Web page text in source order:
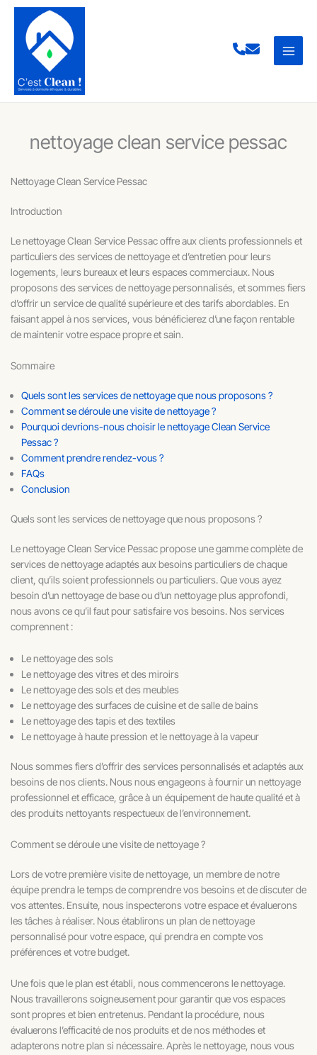
Aller
contenu
nettoyage clean service pessac
Nettoyage Clean Service Pessac
Introduction
Le nettoyage Clean Service Pessac offre aux clients professionnels et
particuliers des services de nettoyage et d’entretien pour leurs
logements, leurs bureaux et leurs espaces commerciaux. Nous
proposons des services de nettoyage personnalisés, et sommes fiers
d’offrir un service de qualité supérieure et des tarifs abordables. En
faisant appel à nos services, vous bénéficierez d’une façon rentable
de maintenir votre espace propre et sain.
Sommaire
Quels sont les services de nettoyage que nous proposons ?
Comment se déroule une visite de nettoyage ?
Pourquoi devrions-nous choisir le nettoyage Clean Service
Pessac ?
Comment prendre rendez-vous ?
FAQs
Conclusion
Quels sont les services de nettoyage que nous proposons ?
Le nettoyage Clean Service Pessac propose une gamme complète de
services de nettoyage adaptés aux besoins particuliers de chaque
client, qu’ils soient professionnels ou particuliers. Que vous ayez
besoin d’un nettoyage de base ou d’un nettoyage plus approfondi,
nous avons ce qu’il faut pour satisfaire vos besoins. Nos services
comprennent :
Le nettoyage des sols
Le nettoyage des vitres et des miroirs
Le nettoyage des sols et des meubles
Le nettoyage des surfaces de cuisine et de salle de bains
Le nettoyage des tapis et des textiles
Le nettoyage à haute pression et le nettoyage à la vapeur
Nous sommes fiers d’offrir des services personnalisés et adaptés aux
besoins de nos clients. Nous nous engageons à fournir un nettoyage
professionnel et efficace, grâce à un équipement de haute qualité et à
des produits nettoyants respectueux de l’environnement.
Comment se déroule une visite de nettoyage ?
Lors de votre première visite de nettoyage, un membre de notre
équipe prendra le temps de comprendre vos besoins et de discuter de
vos attentes. Ensuite, nous inspecterons votre espace et évaluerons
les tâches à réaliser. Nous établirons un plan de nettoyage
personnalisé pour votre espace, qui prendra en compte vos
préférences et votre budget.
Une fois que le plan est établi, nous commencerons le nettoyage.
Nous travaillerons soigneusement pour garantir que vos espaces
sont propres et bien entretenus. Pendant la procédure, nous
évaluerons l’efficacité de nos produits et de nos méthodes et
adapterons notre plan si nécessaire. Après le nettoyage, nous vous